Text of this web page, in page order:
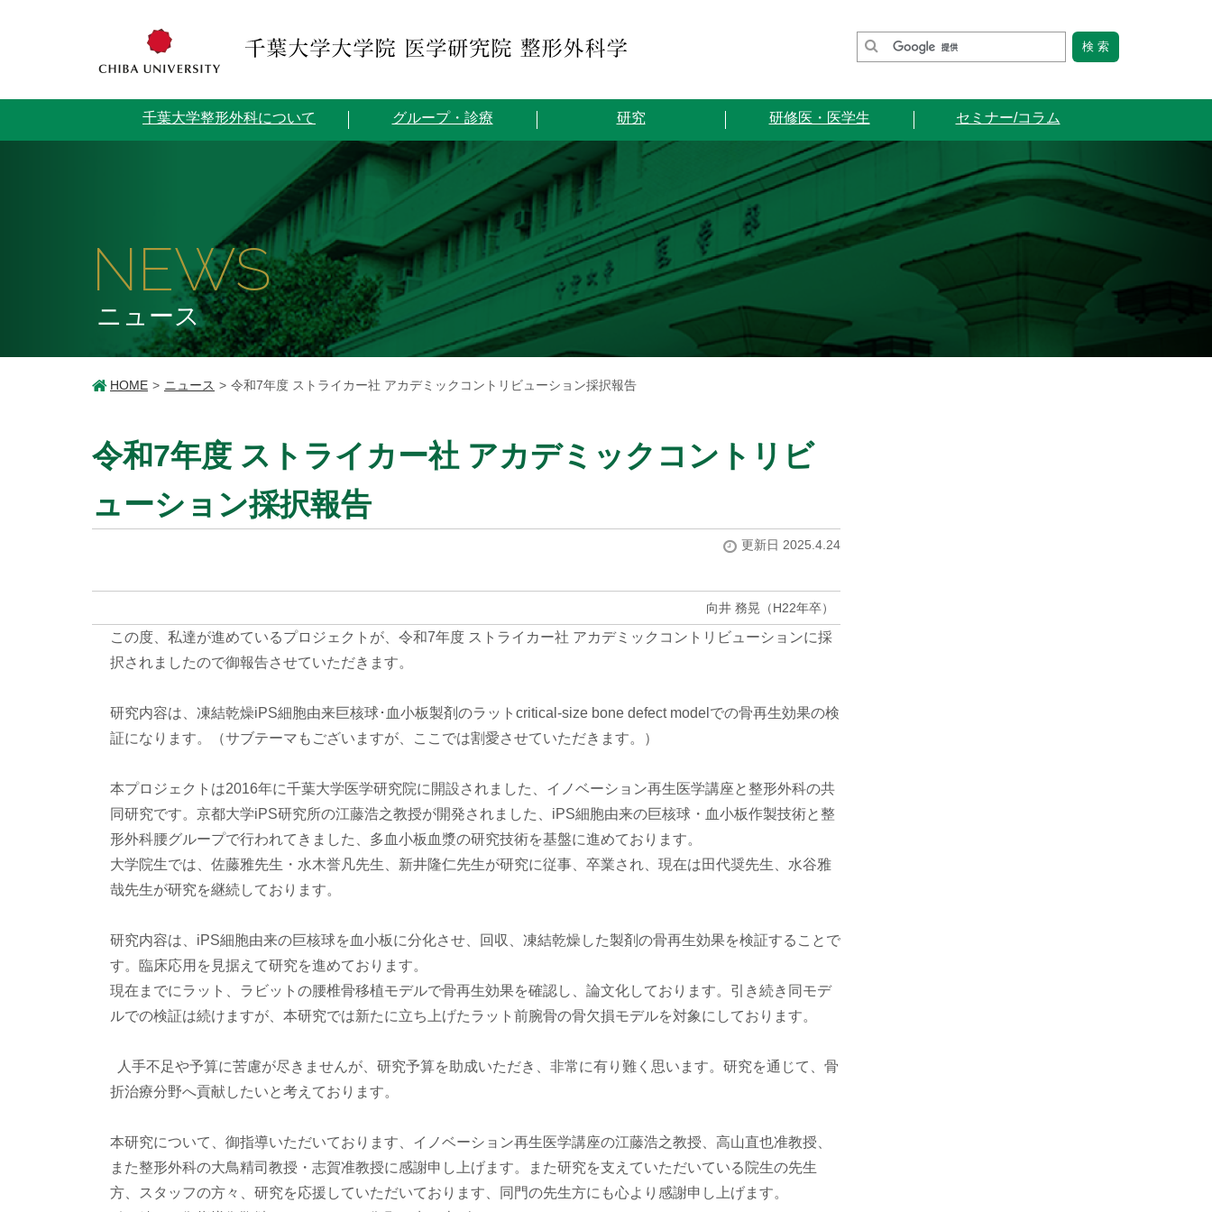
千葉大学整形外科について グループ・診療 研究 研修医・医学生 セミナー/コラム
NEWS
ニュース
HOME ニュース 令和7年度 ストライカー社 アカデミックコントリビューション採択報告
令和7年度 ストライカー社 アカデミックコントリビ
ューション採択報告
更新日 2025.4.24
向井 務晃（H22年卒）
この度、私達が進めているプロジェクトが、令和7年度 ストライカー社 アカデミックコントリビューションに採
択されましたので御報告させていただきます。
研究内容は、凍結乾燥iPS細胞由来巨核球･血小板製剤のラットcritical-size bone defect modelでの骨再生効果の検
証になります。（サブテーマもございますが、ここでは割愛させていただきます。）
本プロジェクトは2016年に千葉大学医学研究院に開設されました、イノベーション再生医学講座と整形外科の共
同研究です。京都大学iPS研究所の江藤浩之教授が開発されました、iPS細胞由来の巨核球・血小板作製技術と整
形外科腰グループで行われてきました、多血小板血漿の研究技術を基盤に進めております。
大学院生では、佐藤雅先生・水木誉凡先生、新井隆仁先生が研究に従事、卒業され、現在は田代奨先生、水谷雅
哉先生が研究を継続しております。
研究内容は、iPS細胞由来の巨核球を血小板に分化させ、回収、凍結乾燥した製剤の骨再生効果を検証することで
す。臨床応用を見据えて研究を進めております。
現在までにラット、ラビットの腰椎骨移植モデルで骨再生効果を確認し、論文化しております。引き続き同モデ
ルでの検証は続けますが、本研究では新たに立ち上げたラット前腕骨の骨欠損モデルを対象にしております。
人手不足や予算に苦慮が尽きませんが、研究予算を助成いただき、非常に有り難く思います。研究を通じて、骨
折治療分野へ貢献したいと考えております。
本研究について、御指導いただいております、イノベーション再生医学講座の江藤浩之教授、高山直也准教授、
また整形外科の大鳥精司教授・志賀准教授に感謝申し上げます。また研究を支えていただいている院生の先生
方、スタッフの方々、研究を応援していただいております、同門の先生方にも心より感謝申し上げます。